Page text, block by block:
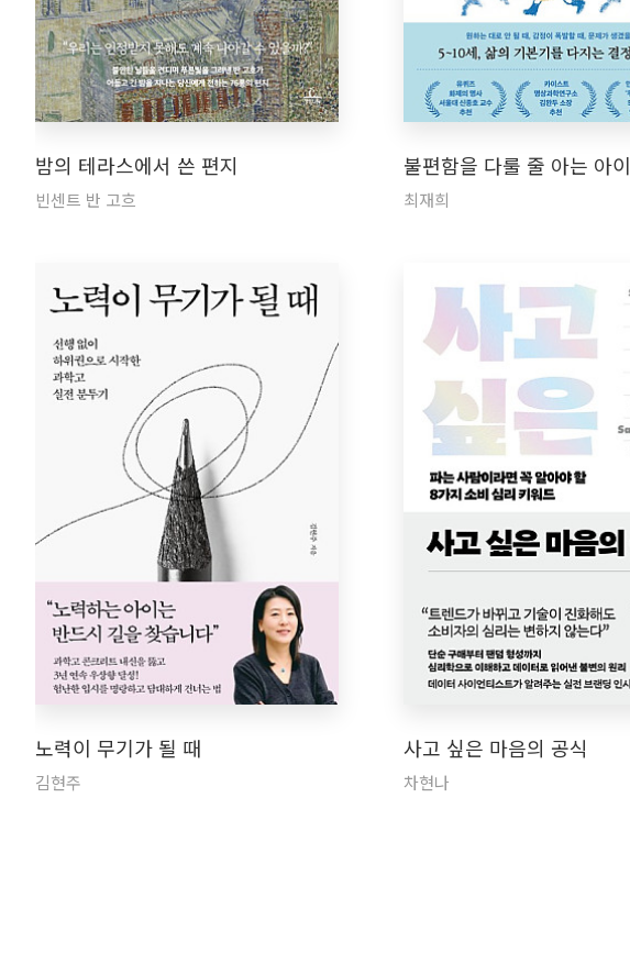
밤의 테라스에서 쓴 편지
빈센트 반 고흐
불편함을 다룰 줄 아는 아이
최재희
노력이 무기가 될 때
김현주
사고 싶은 마음의 공식
차현나